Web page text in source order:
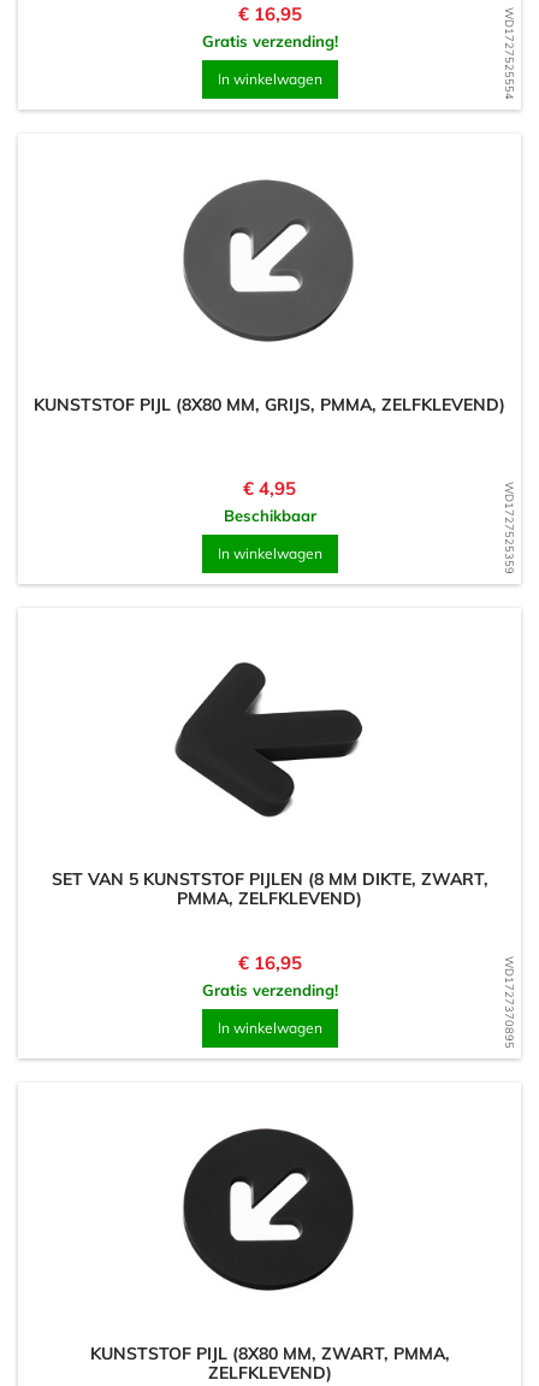
WD1727525554
Prijs
€ 16,95
Gratis verzending!
In winkelwagen
WD1727525359
KUNSTSTOF PIJL (8X80 MM, GRIJS, PMMA, ZELFKLEVEND)
Prijs
€ 4,95
Beschikbaar
In winkelwagen
WD1727370895
SET VAN 5 KUNSTSTOF PIJLEN (8 MM DIKTE, ZWART,
PMMA, ZELFKLEVEND)
Prijs
€ 16,95
Gratis verzending!
In winkelwagen
KUNSTSTOF PIJL (8X80 MM, ZWART, PMMA,
ZELFKLEVEND)